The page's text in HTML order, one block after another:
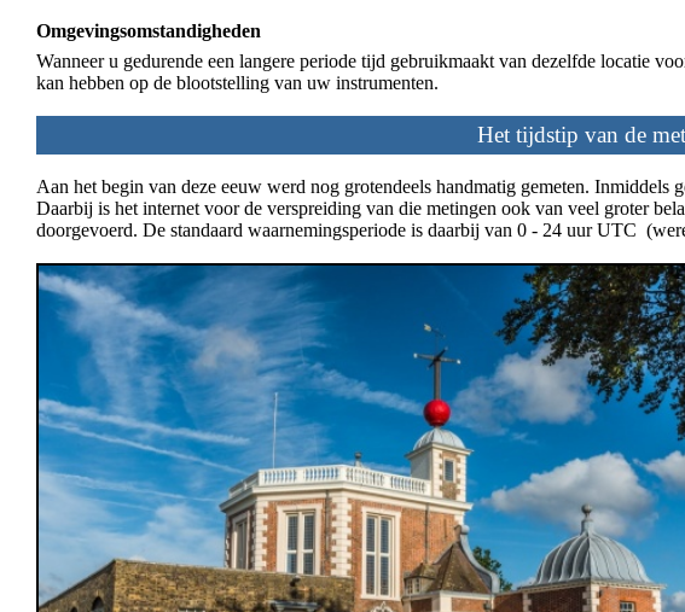
Omgevingsomstandigheden
Wanneer u gedurende een langere periode tijd gebruikmaakt van dezelfde locatie
kan hebben op de blootstelling van uw instrumenten.
Het tijdstip van de
Aan het begin van deze eeuw werd nog grotendeels handmatig gemeten. Inmiddels
Daarbij is het internet voor de verspreiding van die metingen ook van veel groter
doorgevoerd. De standaard waarnemingsperiode is daarbij van 0 - 24 uur UTC